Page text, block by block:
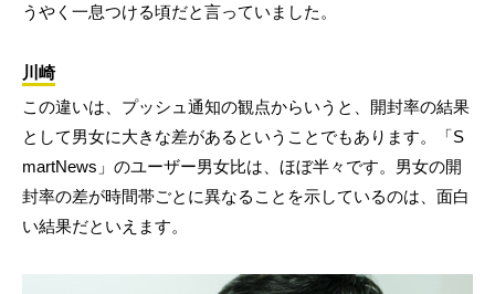
うやく一息つける頃だと言っていました。
川崎
この違いは、プッシュ通知の観点からいうと、開封率の結果
として男女に大きな差があるということでもあります。「S
martNews」のユーザー男女比は、ほぼ半々です。男女の開
封率の差が時間帯ごとに異なることを示しているのは、面白
い結果だといえます。